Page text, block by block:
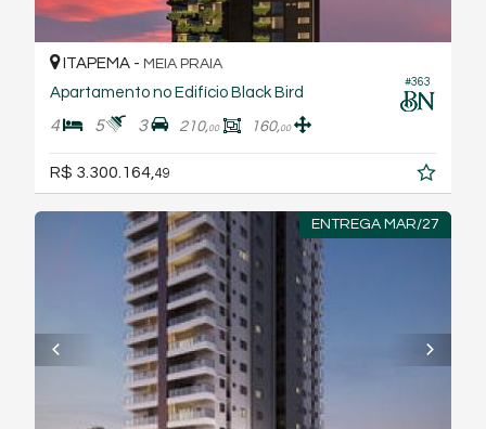
#363
ITAPEMA - MEIA PRAIA
Apartamento no Edifício Black Bird
4 5 3 210,00 160,00
R$ 3.300.164, 49
ENTREGA MAR/27